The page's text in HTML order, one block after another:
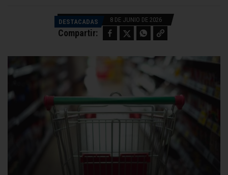
DESTACADAS 8 DE JUNIO DE 2026
Compartir: Facebook Twitter WhatsApp Copy link